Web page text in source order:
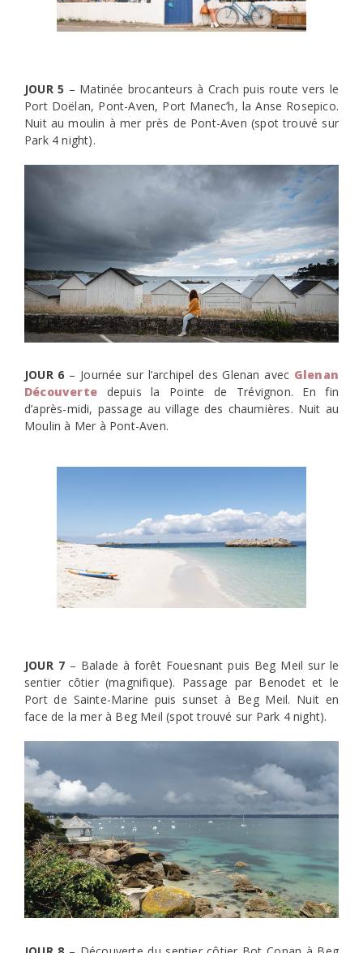
JOUR 5 – Matinée brocanteurs à Crach puis route vers le
Port Doëlan, Pont-Aven, Port Manec’h, la Anse Rosepico.
Nuit au moulin à mer près de Pont-Aven (spot trouvé sur
Park 4 night).
JOUR 6 – Journée sur l’archipel des Glenan avec Glenan
Découverte depuis la Pointe de Trévignon. En fin
d’après-midi, passage au village des chaumières. Nuit au
Moulin à Mer à Pont-Aven.
JOUR 7– Balade à forêt Fouesnant puis Beg Meil sur le
sentier côtier (magnifique). Passage par Benodet et le
Port de Sainte-Marine puis sunset à Beg Meil. Nuit en
face de la mer à Beg Meil (spot trouvé sur Park 4 night).